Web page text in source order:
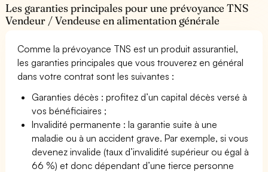
Les garanties principales pour une prévoyance TNS
Vendeur / Vendeuse en alimentation générale
Comme la prévoyance TNS est un produit assurantiel,
les garanties principales que vous trouverez en général
dans votre contrat sont les suivantes :
Garanties décès : profitez d’un capital décès versé à
vos bénéficiaires ;
Invalidité permanente : la garantie suite à une
maladie ou à un accident grave. Par exemple, si vous
devenez invalide (taux d’invalidité supérieur ou égal à
66 %) et donc dépendant d’une tierce personne